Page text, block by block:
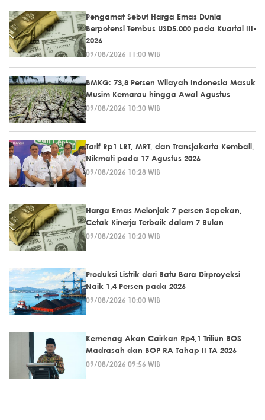
Pengamat Sebut Harga Emas Dunia
Berpotensi Tembus USD5.000 pada Kuartal III-
2026
09/08/2026 11:00 WIB
BMKG: 73,8 Persen Wilayah Indonesia Masuk
Musim Kemarau hingga Awal Agustus
09/08/2026 10:30 WIB
Tarif Rp1 LRT, MRT, dan Transjakarta Kembali,
Nikmati pada 17 Agustus 2026
09/08/2026 10:28 WIB
Harga Emas Melonjak 7 persen Sepekan,
Cetak Kinerja Terbaik dalam 7 Bulan
09/08/2026 10:20 WIB
Produksi Listrik dari Batu Bara Dirproyeksi
Naik 1,4 Persen pada 2026
09/08/2026 10:00 WIB
Kemenag Akan Cairkan Rp4,1 Triliun BOS
Madrasah dan BOP RA Tahap II TA 2026
09/08/2026 09:56 WIB